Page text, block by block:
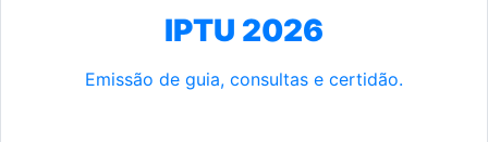
IPTU 2026
Emissão de guia, consultas e certidão.